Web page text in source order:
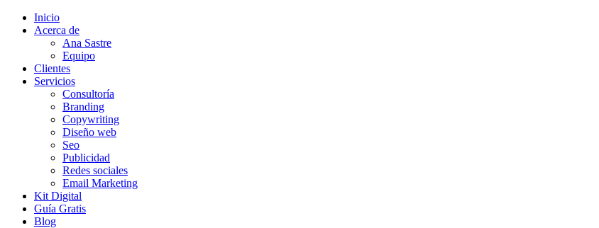
Inicio
Acerca de
Ana Sastre
Equipo
Clientes
Servicios
Consultoría
Branding
Copywriting
Diseño web
Seo
Publicidad
Redes sociales
Email Marketing
Kit Digital
Guía Gratis
Blog